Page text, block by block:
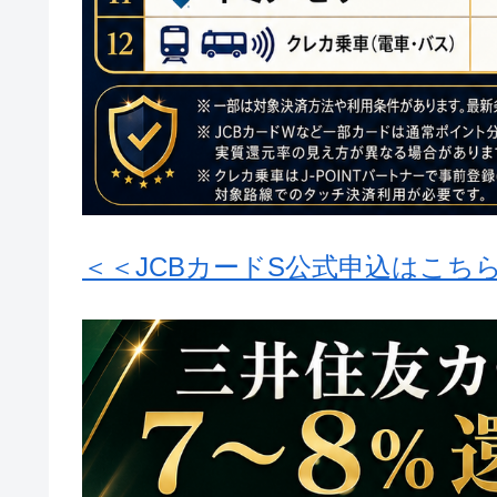
＜＜JCBカードS公式申込はこち